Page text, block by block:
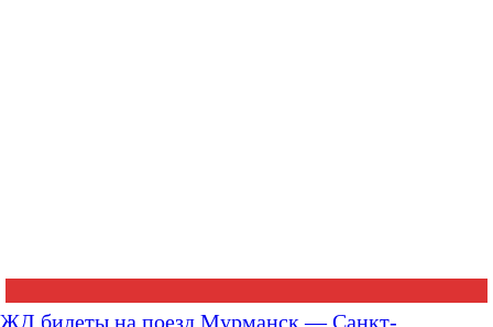
ЖД билеты на поезд Мурманск — Санкт-